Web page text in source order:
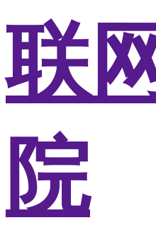
联
院